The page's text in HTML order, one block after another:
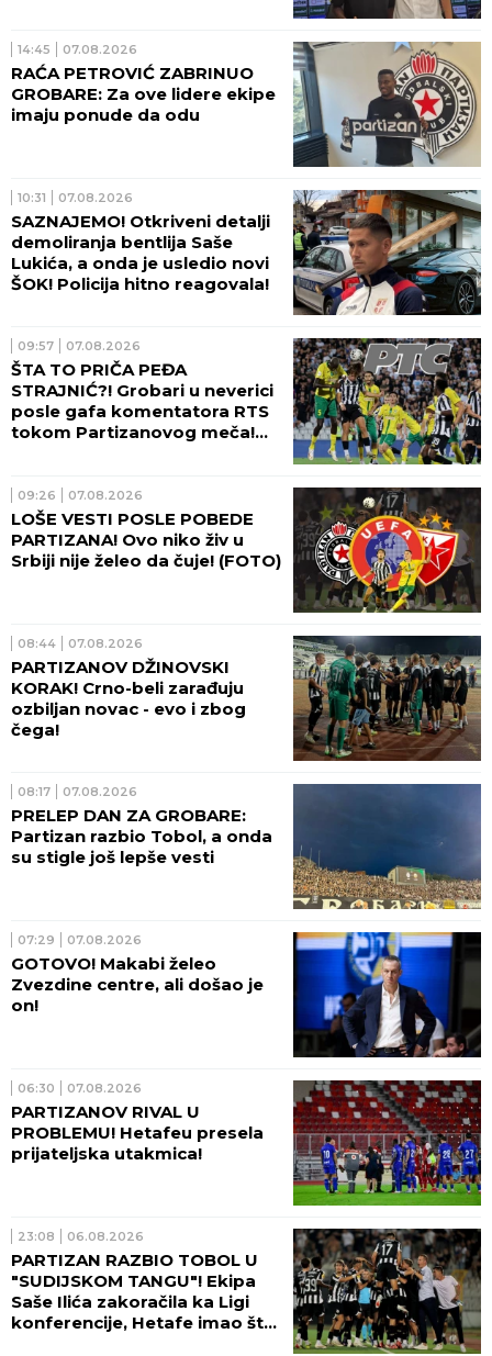
14:45 07.08.2026
RAĆA PETROVIĆ ZABRINUO
GROBARE: Za ove lidere ekipe
imaju ponude da odu
10:31 07.08.2026
SAZNAJEMO! Otkriveni detalji
demoliranja bentlija Saše
Lukića, a onda je usledio novi
ŠOK! Policija hitno reagovala!
09:57 07.08.2026
ŠTA TO PRIČA PEĐA
STRAJNIĆ?! Grobari u neverici
posle gafa komentatora RTS
tokom Partizanovog meča!
09:26 07.08.2026
LOŠE VESTI POSLE POBEDE
PARTIZANA! Ovo niko živ u
Srbiji nije želeo da čuje! (FOTO)
08:44 07.08.2026
PARTIZANOV DŽINOVSKI
KORAK! Crno-beli zarađuju
ozbiljan novac - evo i zbog
čega!
08:17 07.08.2026
PRELEP DAN ZA GROBARE:
Partizan razbio Tobol, a onda
su stigle još lepše vesti
07:29 07.08.2026
GOTOVO! Makabi želeo
Zvezdine centre, ali došao je
on!
06:30 07.08.2026
PARTIZANOV RIVAL U
PROBLEMU! Hetafeu presela
prijateljska utakmica!
23:08 06.08.2026
PARTIZAN RAZBIO TOBOL U
"SUDIJSKOM TANGU"! Ekipa
Saše Ilića zakoračila ka Ligi
konferencije, Hetafe imao šta